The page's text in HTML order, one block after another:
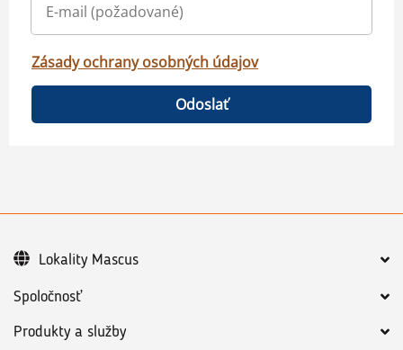
Zásady ochrany osobných údajov
Odoslať
Spoločnosť
Produkty a služby
Lokality Mascus